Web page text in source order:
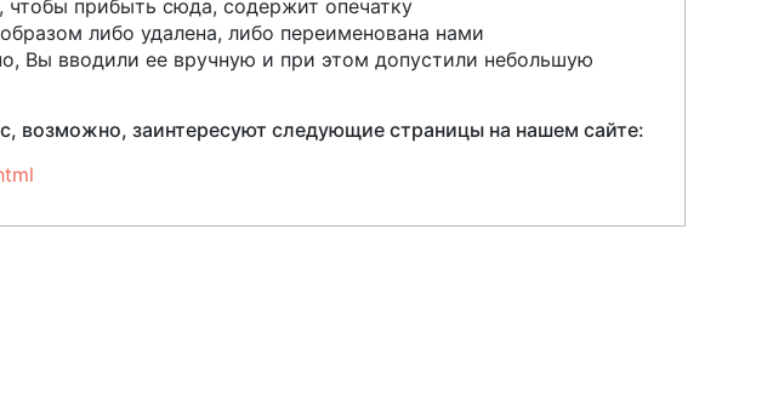
прибыть сюда, содержит опечатку
либо удалена, либо переименована нами
Вы вводили ее вручную и при этом допустили небольшую
возможно, заинтересуют следующие страницы на нашем сайте: